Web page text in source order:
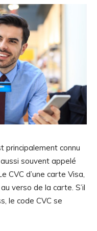
principalement connu
souvent appelé
CVC d’une carte Visa,
verso de la carte. S’il
le code CVC se